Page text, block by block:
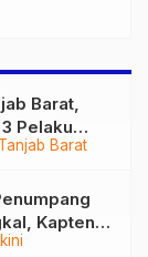
Tanjab Barat
Barat,
Pelaku
Kapten